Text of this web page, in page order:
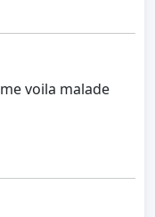
voila malade